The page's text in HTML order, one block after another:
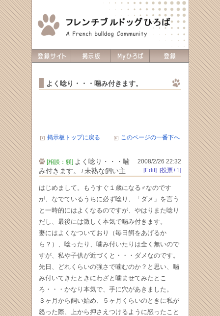
よく唸り・・・噛み付きます。
掲示板トップに戻る このページの一番下へ
[相談：躾] よく唸り・・・噛
み付きます。
/未熟な飼い主
2008/2/26 22:32
[Edit]
[投票+1]
はじめまして。もうすぐ１歳になる♂なのです
が、なでているうちに必ず唸り、「ダメ」を言う
と一時的にはよくなるのですが、やはりまた唸り
だし、最後には激しく本気で噛み付きます。
妻にはよくなついており（毎日餌をあげるか
ら？）、唸ったり、噛み付いたりは全く無いので
すが、私や子供が近づくと・・・ダメなのです。
先日、どれくらいの強さで噛むのか？と思い、噛
み付いてきたときにわざと噛ませてみたとこ
ろ・・・かなり本気で、手に穴があきました。
３ヶ月から飼い始め、５ヶ月くらいのときに私が
怒った際、上から押さえつけるように怒ったこと